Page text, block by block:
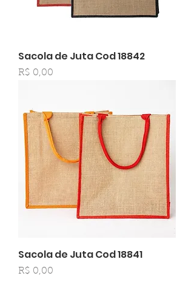
Sacola de Juta Cod 18842
Preço
R$ 0,00
Sacola de Juta Cod 18841
Preço
R$ 0,00